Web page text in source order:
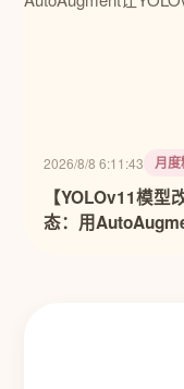
2026/8/8 6:11:43 月
【YOLOv11模
态：用